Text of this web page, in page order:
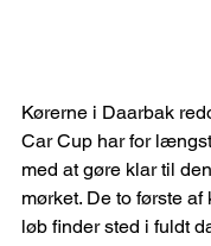
Kørerne i Daarbak
Car Cup har for
med at gøre klar til
mørket. De to første
løb finder sted i fuldt